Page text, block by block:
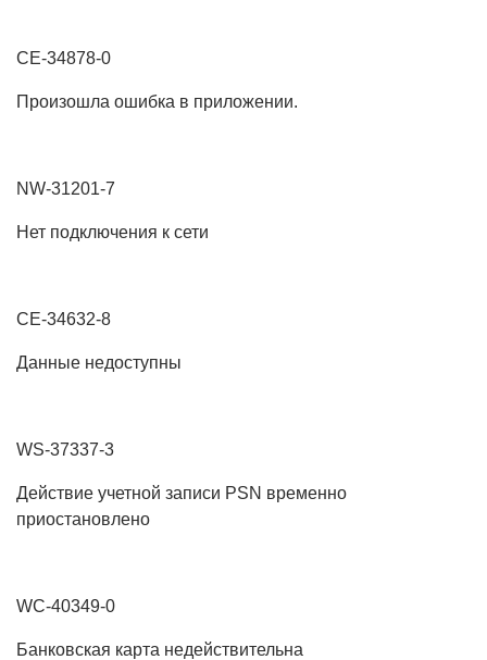
CE-34878-0
Произошла ошибка в приложении.
NW-31201-7
Нет подключения к сети
CE-34632-8
Данные недоступны
WS-37337-3
Действие учетной записи PSN временно
приостановлено
WC-40349-0
Банковская карта недействительна